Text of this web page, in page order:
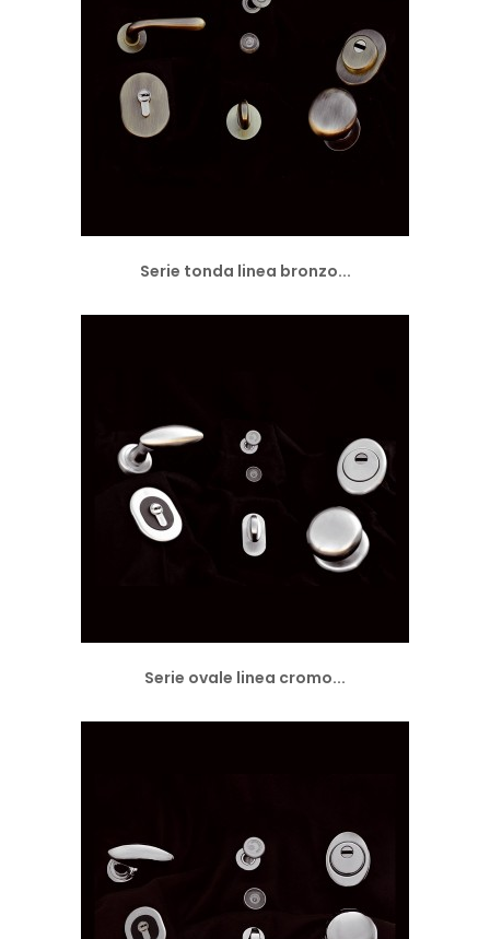
Serie tonda linea bronzo...
Serie ovale linea cromo...